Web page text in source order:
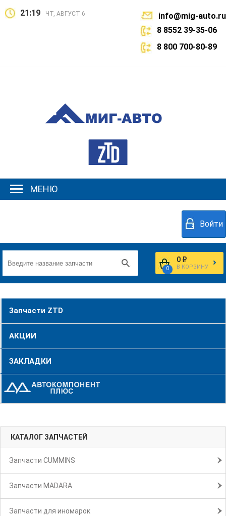
21:19 ЧТ, АВГУСТ 6
info@mig-auto.ru
8 8552 39-35-06
8 800 700-80-89
МЕНЮ
Войти
0
0 ₽
В КОРЗИНУ
Запчасти ZTD
АКЦИИ
ЗАКЛАДКИ
КАТАЛОГ ЗАПЧАСТЕЙ
Запчасти CUMMINS
Запчасти MADARA
Запчасти для иномарок